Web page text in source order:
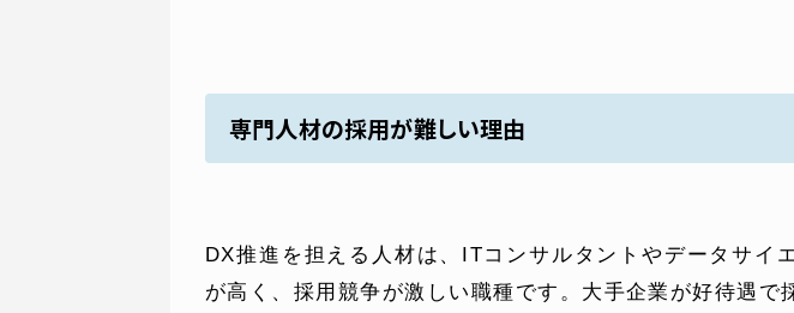
WEBでお問い合わせ
( 24時間365日いつでも受付対応 )
専門人材の採用が難しい理由
DX推進を担える人材は、ITコンサルタントやデータサイ
が高く、採用競争が激しい職種です。大手企業が好待遇で